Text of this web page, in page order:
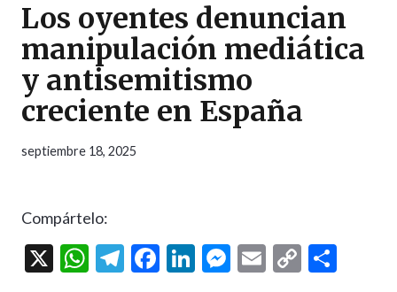
Los oyentes denuncian
manipulación mediática
y antisemitismo
creciente en España
septiembre 18, 2025
Compártelo:
X
W T
F
Li M E
C